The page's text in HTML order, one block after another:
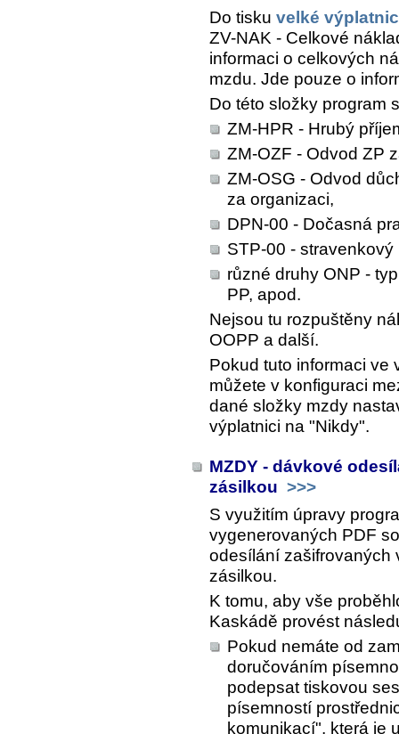
Do tisku velké
ZV-NAK - Celkové
informaci o celkových
mzdu. Jde pouze o
Do této složky program
ZM-HPR - Hrubý
ZM-OZF - Odvod ZP
ZM-OSG - Odvod
za organizaci,
DPN-00 - Dočasná
STP-00 - stravenkový
různé druhy ONP -
PP, apod.
Nejsou tu rozpuštěny
OOPP a další.
Pokud tuto informaci ve
můžete v konfiguraci
dané složky mzdy
výplatnici na "Nikdy".
MZDY - dávkové
zásilkou >>>
S využitím úpravy
vygenerovaných PDF
odesílání zašifrovaných
zásilkou.
K tomu, aby vše
Kaskádě provést
Pokud nemáte od
doručováním
podepsat tiskovou
písemností
komunikací", která je